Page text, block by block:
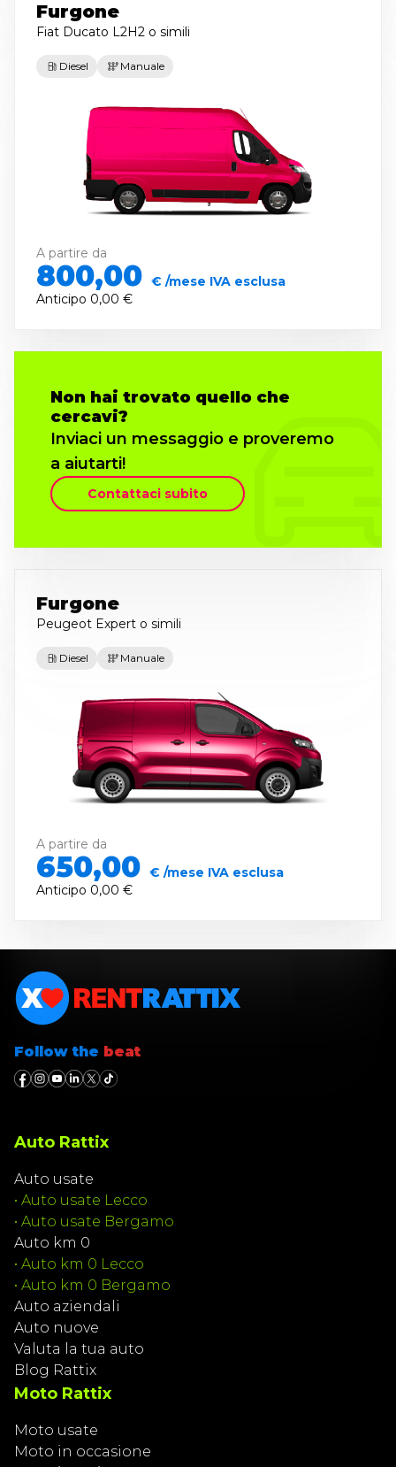
Furgone
Fiat Ducato L2H2 o simili
Diesel Manuale
A partire da
800,00 € /mese IVA esclusa
Anticipo 0,00 €
Non hai trovato quello che
cercavi?
Inviaci un messaggio e proveremo
a aiutarti!
Contattaci subito
Furgone
Peugeot Expert o simili
Diesel Manuale
A partire da
650,00 € /mese IVA esclusa
Anticipo 0,00 €
Follow the beat
Auto Rattix
Auto usate
• Auto usate Lecco
• Auto usate Bergamo
Auto km 0
• Auto km 0 Lecco
• Auto km 0 Bergamo
Auto aziendali
Auto nuove
Valuta la tua auto
Blog Rattix
Moto Rattix
Moto usate
Moto in occasione